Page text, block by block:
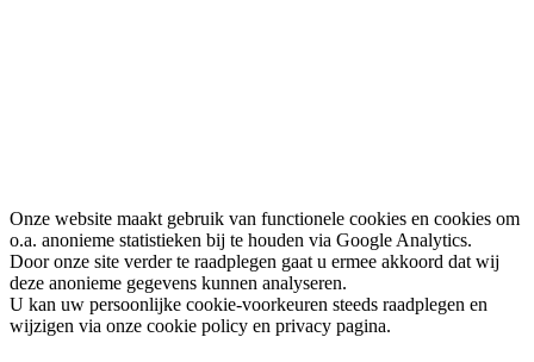
Onze website maakt gebruik van functionele cookies en cookies om
o.a. anonieme statistieken bij te houden via Google Analytics.
Door onze site verder te raadplegen gaat u ermee akkoord dat wij
deze anonieme gegevens kunnen analyseren.
U kan uw persoonlijke cookie-voorkeuren steeds raadplegen en
wijzigen via onze cookie policy en privacy pagina.